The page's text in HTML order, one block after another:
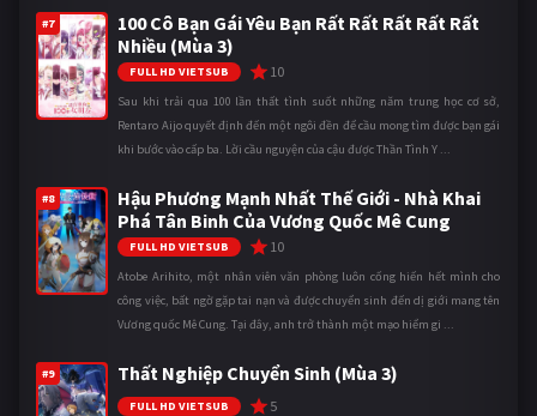
#7
100 Cô Bạn Gái Yêu Bạn Rất Rất Rất Rất Rất
Nhiều (Mùa 3)
FULL HD VIETSUB 10
Sau khi trải qua 100 lần thất tình suốt những năm trung học cơ sở,
Rentaro Aijo quyết định đến một ngôi đền để cầu mong tìm được bạn gái
khi bước vào cấp ba. Lời cầu nguyện của cậu được Thần Tình Y ...
#8
Hậu Phương Mạnh Nhất Thế Giới - Nhà Khai
Phá Tân Binh Của Vương Quốc Mê Cung
FULL HD VIETSUB 10
Atobe Arihito, một nhân viên văn phòng luôn cống hiến hết mình cho
công việc, bất ngờ gặp tai nạn và được chuyển sinh đến dị giới mang tên
Vương quốc Mê Cung. Tại đây, anh trở thành một mạo hiểm gi ...
#9 Thất Nghiệp Chuyển Sinh (Mùa 3)
FULL HD VIETSUB 5